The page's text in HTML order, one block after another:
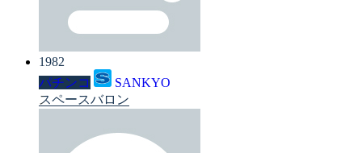
1982
パチンコ
SANKYO
スペースバロン